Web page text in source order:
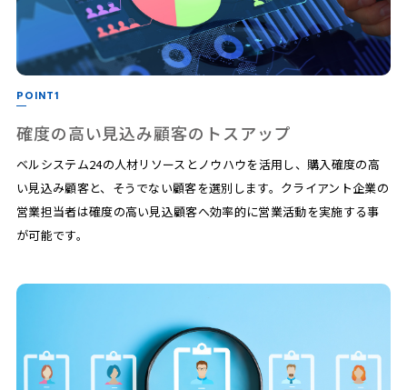
POINT1
確度の高い見込み顧客のトスアップ
ベルシステム24の人材リソースとノウハウを活用し、購入確度の高
い見込み顧客と、そうでない顧客を選別します。クライアント企業の
営業担当者は確度の高い見込顧客へ効率的に営業活動を実施する事
が可能です。